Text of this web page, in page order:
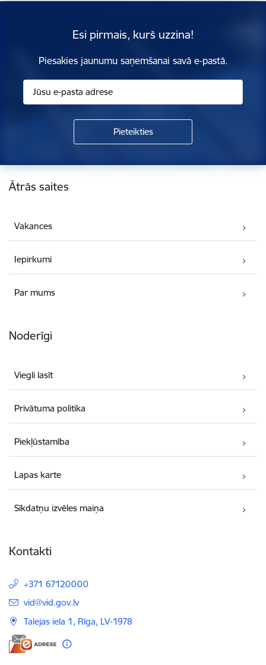
Esi pirmais, kurš uzzina!
Piesakies jaunumu saņemšanai savā e-pastā.
Kājene
Ātrās saites
Vakances
Iepirkumi
Par mums
Noderīgi
Viegli lasīt
Privātuma politika
Piekļūstamība
Lapas karte
Sīkdatņu izvēles maiņa
Kontakti
+371 67120000
E-pasts:
vid@vid.gov.lv
Talejas iela 1, Rīga, LV-1978